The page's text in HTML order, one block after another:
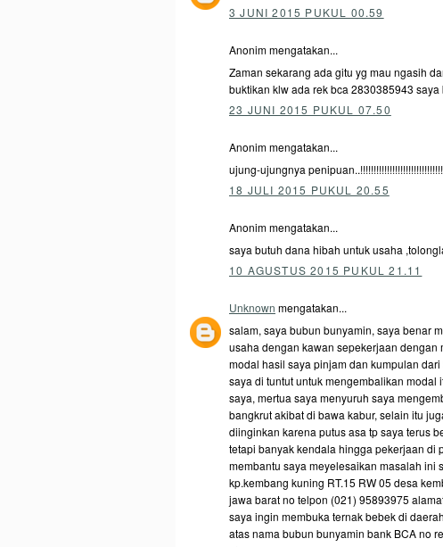
3 JUNI 2015 PUKUL 00.59
Anonim mengatakan...
Zaman sekarang ada gitu yg mau ngasih
buktikan klw ada rek bca 2830385943 saya
23 JUNI 2015 PUKUL 07.50
Anonim mengatakan...
ujung-ujungnya
18 JULI 2015 PUKUL 20.55
Anonim mengatakan...
saya butuh dana hibah untuk usaha
10 AGUSTUS 2015 PUKUL 21.11
Unknown mengatakan...
salam, saya bubun bunyamin, saya benar
usaha dengan kawan sepekerjaan dengan
modal hasil saya pinjam dan kumpulan
saya di tuntut untuk mengembalikan
saya, mertua saya menyuruh saya
bangkrut akibat di bawa kabur, selain itu
diinginkan karena putus asa tp saya terus
tetapi banyak kendala hingga pekerjaan di
membantu saya meyelesaikan masalah ini
kp.kembang kuning RT.15 RW 05 desa
jawa barat no telpon (021) 95893975
saya ingin membuka ternak bebek di
atas nama bubun bunyamin bank BCA no